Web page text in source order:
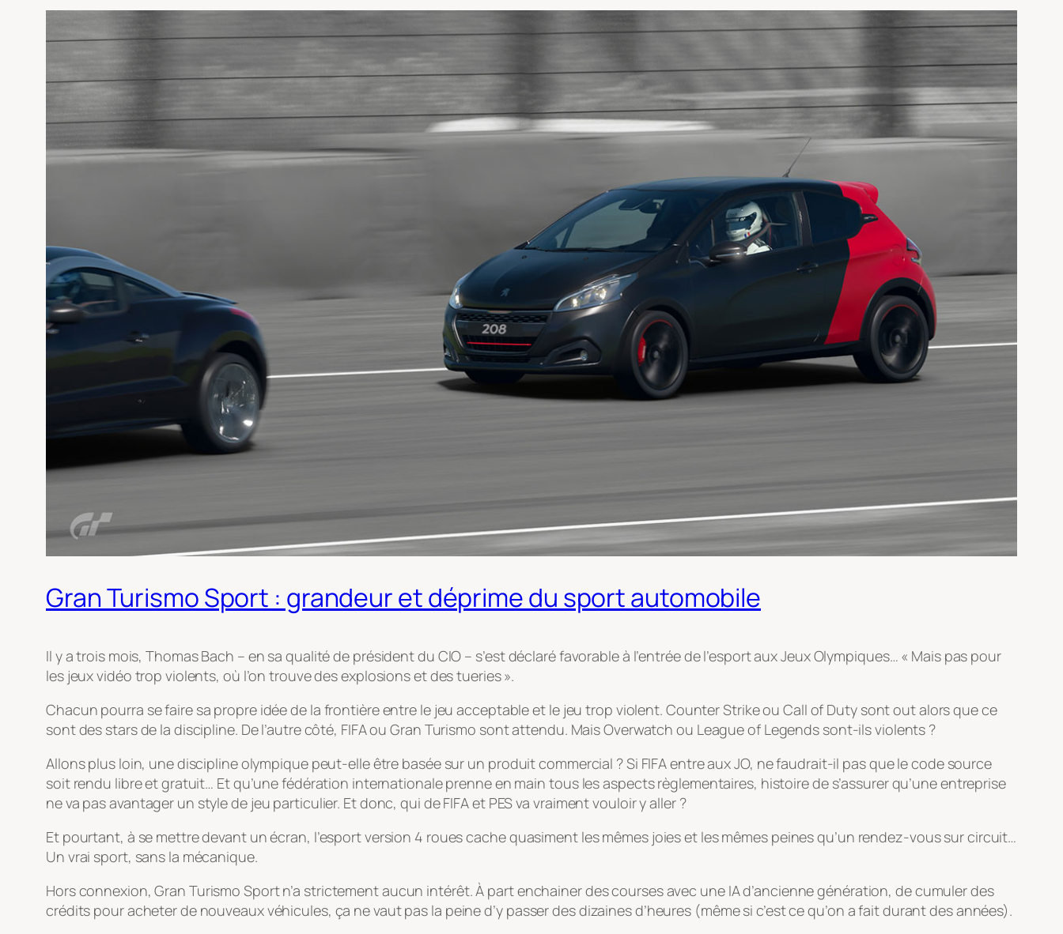
Gran Turismo Sport : grandeur et déprime du sport automobile
Il y a trois mois, Thomas Bach – en sa qualité de président du CIO – s’est déclaré favorable à l’entrée de l’esport aux Jeux Olympiques… « Mais pas pour
les jeux vidéo trop violents, où l’on trouve des explosions et des tueries ».
Chacun pourra se faire sa propre idée de la frontière entre le jeu acceptable et le jeu trop violent. Counter Strike ou Call of Duty sont out alors que ce
sont des stars de la discipline. De l’autre côté, FIFA ou Gran Turismo sont attendu. Mais Overwatch ou League of Legends sont-ils violents ?
Allons plus loin, une discipline olympique peut-elle être basée sur un produit commercial ? Si FIFA entre aux JO, ne faudrait-il pas que le code source
soit rendu libre et gratuit… Et qu’une fédération internationale prenne en main tous les aspects règlementaires, histoire de s’assurer qu’une entreprise
ne va pas avantager un style de jeu particulier. Et donc, qui de FIFA et PES va vraiment vouloir y aller ?
Et pourtant, à se mettre devant un écran, l’esport version 4 roues cache quasiment les mêmes joies et les mêmes peines qu’un rendez-vous sur circuit…
Un vrai sport, sans la mécanique.
Hors connexion, Gran Turismo Sport n’a strictement aucun intérêt. À part enchainer des courses avec une IA d’ancienne génération, de cumuler des
crédits pour acheter de nouveaux véhicules, ça ne vaut pas la peine d’y passer des dizaines d’heures (même si c’est ce qu’on a fait durant des années).